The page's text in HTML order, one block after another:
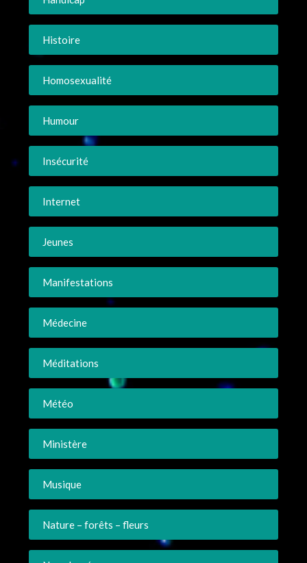
Histoire
Homosexualité
Humour
Insécurité
Internet
Jeunes
Manifestations
Médecine
Méditations
Météo
Ministère
Musique
Nature – forêts – fleurs